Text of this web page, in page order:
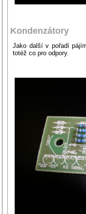
Kondenzátory
Jako další v pořadí
totéž co pro odpory.